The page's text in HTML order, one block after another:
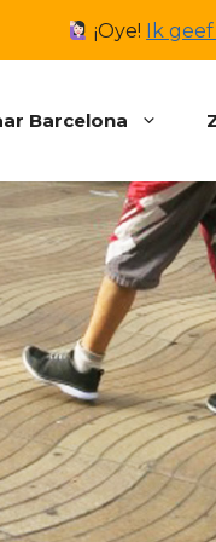
¡Oye! Ik
Barcelona